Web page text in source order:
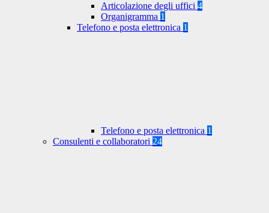
Articolazione degli uffici 4
Organigramma 1
Telefono e posta elettronica 1
Telefono e posta elettronica 1
Consulenti e collaboratori 24